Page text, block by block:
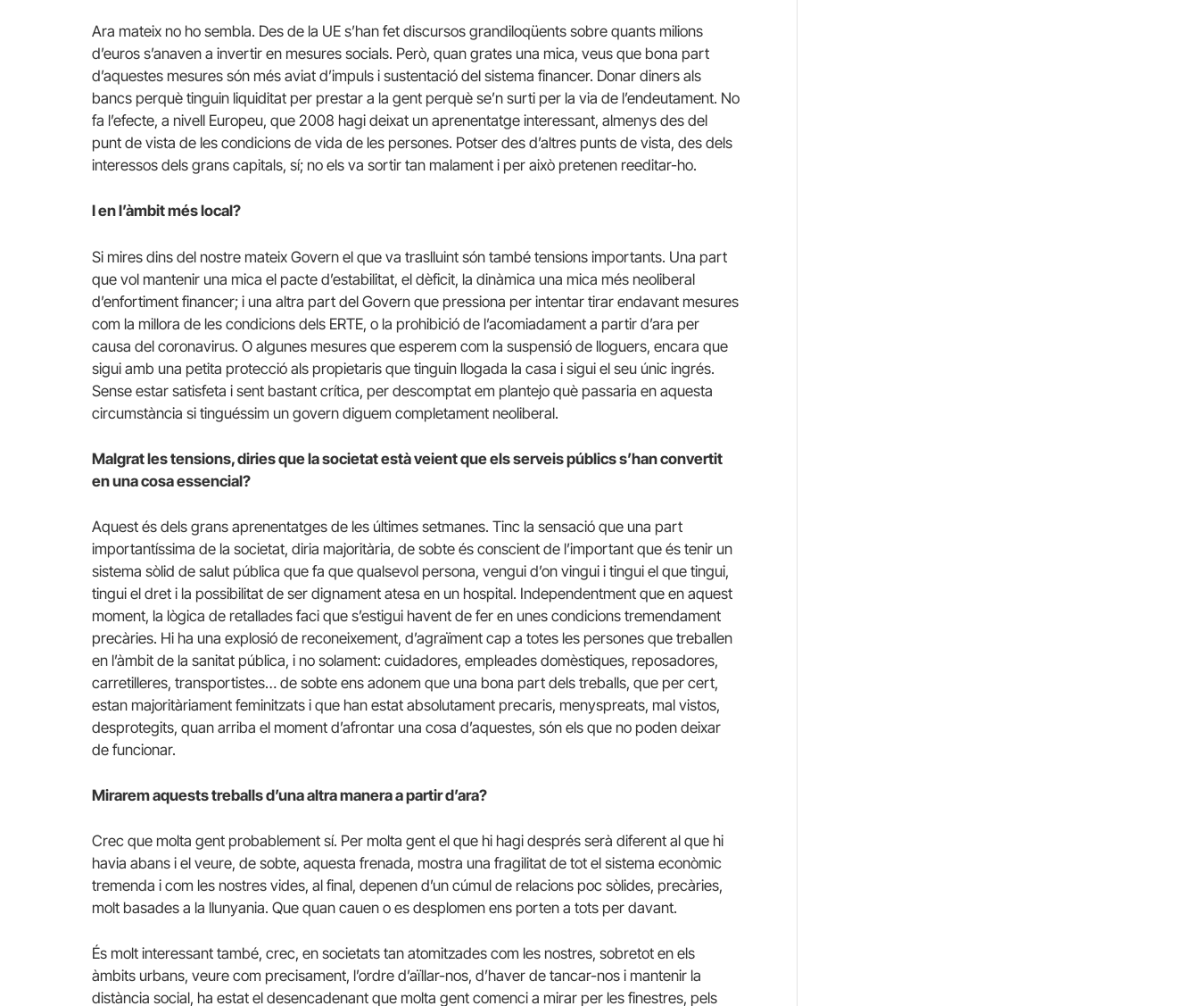
Ara mateix no ho sembla. Des de la UE s’han fet discursos grandiloqüents sobre quants milions
d’euros s’anaven a invertir en mesures socials. Però, quan grates una mica, veus que bona part
d’aquestes mesures són més aviat d’impuls i sustentació del sistema financer. Donar diners als
bancs perquè tinguin liquiditat per prestar a la gent perquè se’n surti per la via de l’endeutament. No
fa l’efecte, a nivell Europeu, que 2008 hagi deixat un aprenentatge interessant, almenys des del
punt de vista de les condicions de vida de les persones. Potser des d’altres punts de vista, des dels
interessos dels grans capitals, sí; no els va sortir tan malament i per això pretenen reeditar-ho.
I en l’àmbit més local?
Si mires dins del nostre mateix Govern el que va traslluint són també tensions importants. Una part
que vol mantenir una mica el pacte d’estabilitat, el dèficit, la dinàmica una mica més neoliberal
d’enfortiment financer; i una altra part del Govern que pressiona per intentar tirar endavant mesures
com la millora de les condicions dels ERTE, o la prohibició de l’acomiadament a partir d’ara per
causa del coronavirus. O algunes mesures que esperem com la suspensió de lloguers, encara que
sigui amb una petita protecció als propietaris que tinguin llogada la casa i sigui el seu únic ingrés.
Sense estar satisfeta i sent bastant crítica, per descomptat em plantejo què passaria en aquesta
circumstància si tinguéssim un govern diguem completament neoliberal.
Malgrat les tensions, diries que la societat està veient que els serveis públics s’han convertit
en una cosa essencial?
Aquest és dels grans aprenentatges de les últimes setmanes. Tinc la sensació que una part
importantíssima de la societat, diria majoritària, de sobte és conscient de l’important que és tenir un
sistema sòlid de salut pública que fa que qualsevol persona, vengui d’on vingui i tingui el que tingui,
tingui el dret i la possibilitat de ser dignament atesa en un hospital. Independentment que en aquest
moment, la lògica de retallades faci que s’estigui havent de fer en unes condicions tremendament
precàries. Hi ha una explosió de reconeixement, d’agraïment cap a totes les persones que treballen
en l’àmbit de la sanitat pública, i no solament: cuidadores, empleades domèstiques, reposadores,
carretilleres, transportistes… de sobte ens adonem que una bona part dels treballs, que per cert,
estan majoritàriament feminitzats i que han estat absolutament precaris, menyspreats, mal vistos,
desprotegits, quan arriba el moment d’afrontar una cosa d’aquestes, són els que no poden deixar
de funcionar.
Mirarem aquests treballs d’una altra manera a partir d’ara?
Crec que molta gent probablement sí. Per molta gent el que hi hagi després serà diferent al que hi
havia abans i el veure, de sobte, aquesta frenada, mostra una fragilitat de tot el sistema econòmic
tremenda i com les nostres vides, al final, depenen d’un cúmul de relacions poc sòlides, precàries,
molt basades a la llunyania. Que quan cauen o es desplomen ens porten a tots per davant.
És molt interessant també, crec, en societats tan atomitzades com les nostres, sobretot en els
àmbits urbans, veure com precisament, l’ordre d’aïllar-nos, d’haver de tancar-nos i mantenir la
distància social, ha estat el desencadenant que molta gent comenci a mirar per les finestres, pels